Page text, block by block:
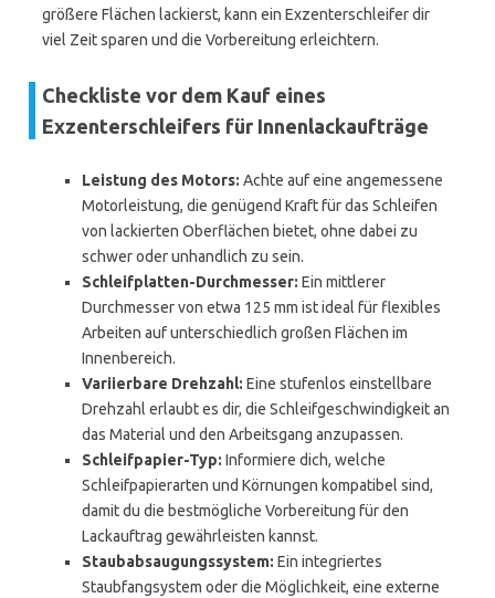
größere Flächen lackierst, kann ein Exzenterschleifer dir
viel Zeit sparen und die Vorbereitung erleichtern.
Checkliste vor dem Kauf eines
Exzenterschleifers für Innenlackaufträge
Leistung des Motors: Achte auf eine angemessene
Motorleistung, die genügend Kraft für das Schleifen
von lackierten Oberflächen bietet, ohne dabei zu
schwer oder unhandlich zu sein.
Schleifplatten-Durchmesser: Ein mittlerer
Durchmesser von etwa 125 mm ist ideal für flexibles
Arbeiten auf unterschiedlich großen Flächen im
Innenbereich.
Variierbare Drehzahl: Eine stufenlos einstellbare
Drehzahl erlaubt es dir, die Schleifgeschwindigkeit an
das Material und den Arbeitsgang anzupassen.
Schleifpapier-Typ: Informiere dich, welche
Schleifpapierarten und Körnungen kompatibel sind,
damit du die bestmögliche Vorbereitung für den
Lackauftrag gewährleisten kannst.
Staubabsaugungssystem: Ein integriertes
Staubfangsystem oder die Möglichkeit, eine externe